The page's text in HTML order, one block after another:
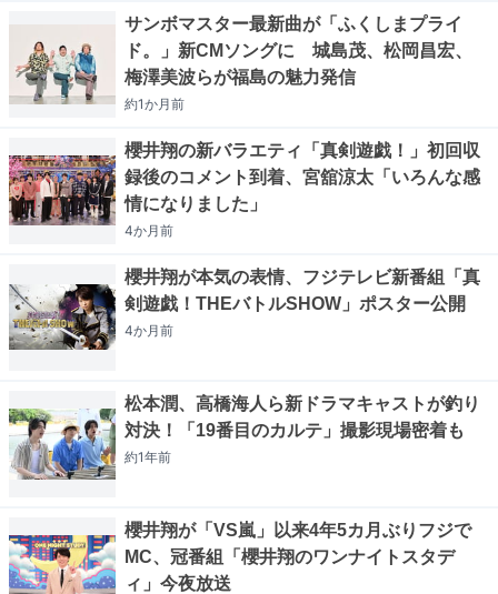
サンボマスター最新曲が「ふくしまプライ
ド。」新CMソングに 城島茂、松岡昌宏、
梅澤美波らが福島の魅力発信
約1か月前
櫻井翔の新バラエティ「真剣遊戯！」初回収
録後のコメント到着、宮舘涼太「いろんな感
情になりました」
4か月前
櫻井翔が本気の表情、フジテレビ新番組「真
剣遊戯！THEバトルSHOW」ポスター公開
4か月前
松本潤、高橋海人ら新ドラマキャストが釣り
対決！「19番目のカルテ」撮影現場密着も
約1年前
櫻井翔が「VS嵐」以来4年5カ月ぶりフジで
MC、冠番組「櫻井翔のワンナイトスタデ
ィ」今夜放送